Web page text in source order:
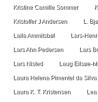
Kristine Camille Sommer
Kristoffer J Andersen L.
Laila Ammitsbøl Lars-
Lars Ahn Pedersen Lars
Lars Nisted Laug Eilsøe-
Laura Helena Pimentel da Silva
Laura K. T. Kristensen